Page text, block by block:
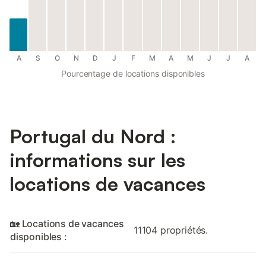
A S O N D J F M A M J J A
Pourcentage de locations disponibles
Portugal du Nord :
informations sur les
locations de vacances
🏡 Locations de vacances
disponibles :
11104 propriétés.